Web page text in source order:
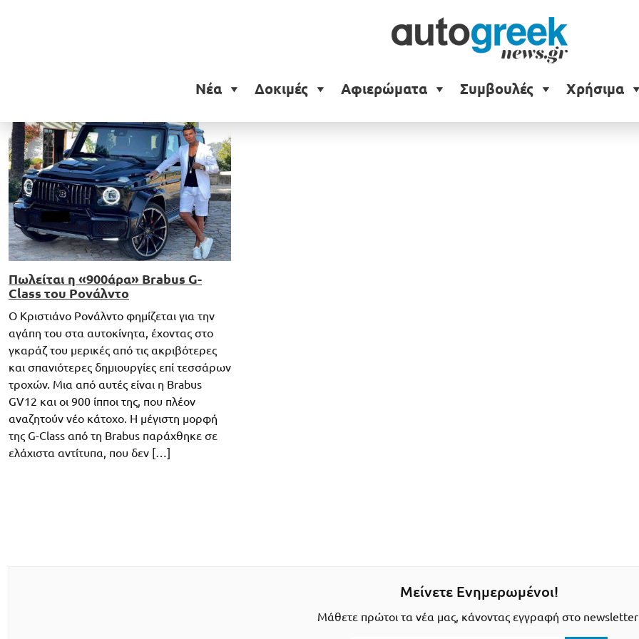
Νέα Δοκιμές Αφιερώματα Συμβουλές Χρήσιμα
Brabus GV12
Πωλείται η «900άρα» Brabus G-
Class του Ρονάλντο
O Κριστιάνο Ρονάλντο φημίζεται για την
αγάπη του στα αυτοκίνητα, έχοντας στο
γκαράζ του μερικές από τις ακριβότερες
και σπανιότερες δημιουργίες επί τεσσάρων
τροχών. Μια από αυτές είναι η Brabus
GV12 και οι 900 ίπποι της, που πλέον
αναζητούν νέο κάτοχο. Η μέγιστη μορφή
της G-Class από τη Brabus παράχθηκε σε
ελάχιστα αντίτυπα, που δεν […]
Μείνετε Ενημερωμένοι!
Μάθετε πρώτοι τα νέα μας, κάνοντας εγγραφή στο